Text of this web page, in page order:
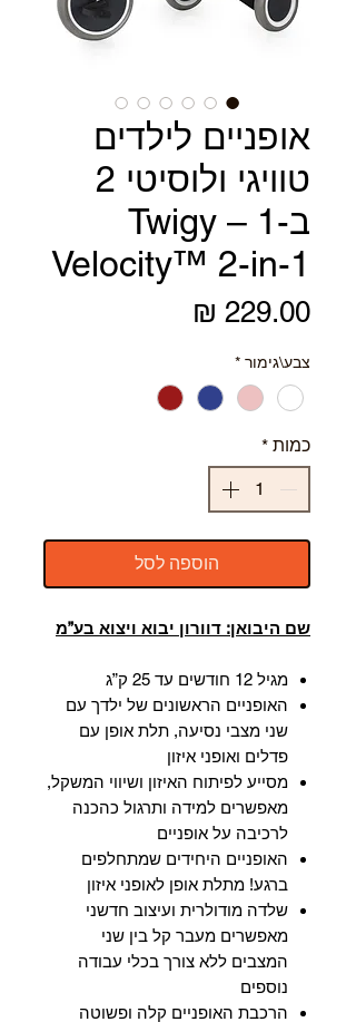
אופניים לילדים
טוויגי ולוסיטי 2
ב-1 – Twigy
Velocity™ 2-in-1
צבע\גימור *
כמות *
הוספה לסל
שם היבואן: דוורון יבוא ויצוא בע”מ
מגיל 12 חודשים עד 25 ק”ג
האופניים הראשונים של ילדך עם
שני מצבי נסיעה, תלת אופן עם
פדלים ואופני איזון
מסייע לפיתוח האיזון ושיווי המשקל,
מאפשרים למידה ותרגול כהכנה
לרכיבה על אופניים
האופניים היחידים שמתחלפים
ברגע! מתלת אופן לאופני איזון
שלדה מודולרית ועיצוב חדשני
מאפשרים מעבר קל בין שני
המצבים ללא צורך בכלי עבודה
נוספים
הרכבת האופניים קלה ופשוטה